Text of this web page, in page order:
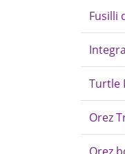
Fusilli
Turtle
Orez